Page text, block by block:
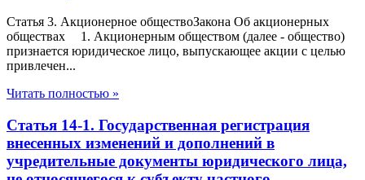
Статья 3. Акционерное обществоЗакона Об акционерных
обществах 1. Акционерным обществом (далее - общество)
признается юридическое лицо, выпускающее акции с целью
привлечен...
Читать полностью »
Статья 14-1. Государственная регистрация
внесенных изменений и дополнений в
учредительные документы юридического лица,